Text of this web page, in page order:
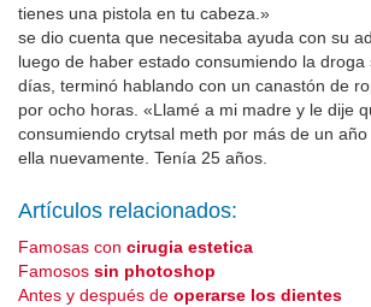
tienes una pistola en tu cabeza.»
se dio cuenta que necesitaba ayuda con su
luego de haber estado consumiendo la
días, terminó hablando con un canastón de
por ocho horas. «Llamé a mi madre y le dije
consumiendo crytsal meth por más de un
ella nuevamente. Tenía 25 años.
Artículos relacionados:
Famosas con cirugia estetica
Famosos sin photoshop
Antes y después de operarse los dientes